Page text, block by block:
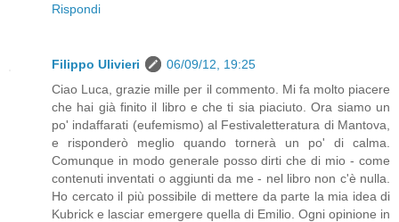
Rispondi
Filippo Ulivieri
06/09/12, 19:25
Ciao Luca, grazie mille per il commento. Mi fa molto piacere
che hai già finito il libro e che ti sia piaciuto. Ora siamo un
po' indaffarati (eufemismo) al Festivaletteratura di Mantova,
e risponderò meglio quando tornerà un po' di calma.
Comunque in modo generale posso dirti che di mio - come
contenuti inventati o aggiunti da me - nel libro non c'è nulla.
Ho cercato il più possibile di mettere da parte la mia idea di
Kubrick e lasciar emergere quella di Emilio. Ogni opinione in